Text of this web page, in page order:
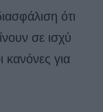
ότι
σε ισχύ
κανόνες για